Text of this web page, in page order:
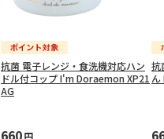
抗菌 電子レンジ・食洗機対応ハン
ドル付コップ I'm Doraemon XP21
AG
660円
抗